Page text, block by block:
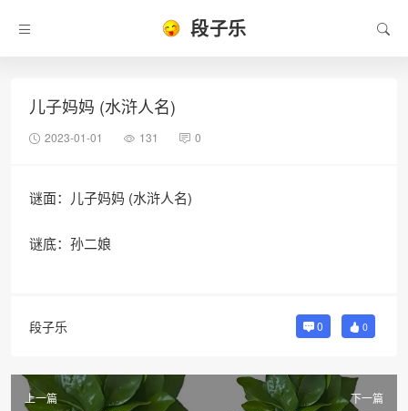
段子乐
儿子妈妈 (水浒人名)
2023-01-01 131 0
谜面：儿子妈妈 (水浒人名)
谜底：孙二娘
段子乐 0 0
上一篇
下一篇